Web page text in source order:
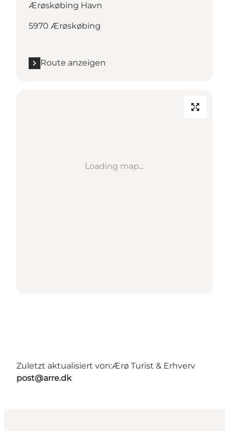
Ærøskøbing Havn
5970 Ærøskøbing
Route anzeigen
Loading map...
Zuletzt aktualisiert von:Ærø Turist & Erhverv
post@arre.dk